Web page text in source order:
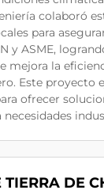
colaboró
para
y ASME,
mejora la
Este proyecto
ofrecer
necesidades
TIERRA DE